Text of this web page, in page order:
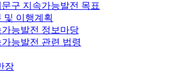
구 지속가능발전 목표
및 이행계획
가능발전 정보마당
가능발전 관련 법령
장